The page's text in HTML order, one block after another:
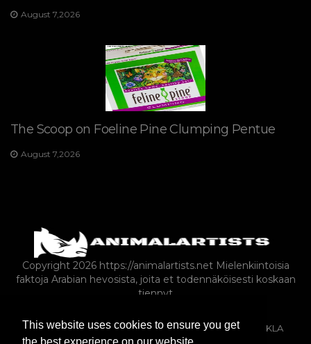
This website uses cookies to ensure you get
August 7,2026
The Scoop on Foeline Pine Clumping Pentue
August 7,2026
Copyright 2026 https://animalartists.net Mielenkiintoisia
faktoja Arabian hevosista, joita et todennäköisesti koskaan
tiennyt
EKSOOTTISET LEMMIKKIELÄIMET HEVOSET
ARTIKLA